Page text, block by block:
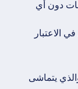
دون أي
الاعتبار
يتماشى